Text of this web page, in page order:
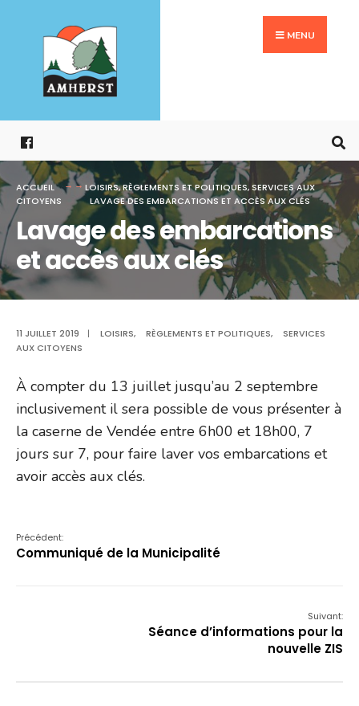
contenu
MENU
ACCUEIL LOISIRS,RÈGLEMENTS ET POLITIQUES,SERVICES AUX
CITOYENS
LAVAGE DES EMBARCATIONS ET ACCÈS AUX CLÉS
Lavage des embarcations
et accès aux clés
11 JUILLET 2019 | LOISIRS, RÈGLEMENTS ET POLITIQUES,
SERVICES
AUX CITOYENS
À compter du 13 juillet jusqu’au 2 septembre
inclusivement il sera possible de vous présenter à
la caserne de Vendée entre 6h00 et 18h00, 7
jours sur 7, pour faire laver vos embarcations et
avoir accès aux clés.
Précédent:
Communiqué de la Municipalité
Suivant:
Séance d’informations pour la
nouvelle ZIS
for: